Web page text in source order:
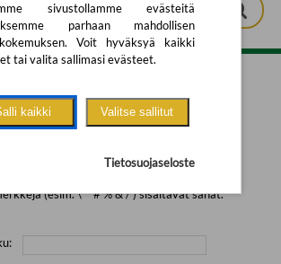
haku
(esim. \' " # % & / ) sisältävät sanat.
sivustollamme evästeitä
parhaan mahdollisen
Voit hyväksyä kaikki
tai valita sallimasi evästeet.
kaikki Valitse sallitut
Tietosuojaseloste